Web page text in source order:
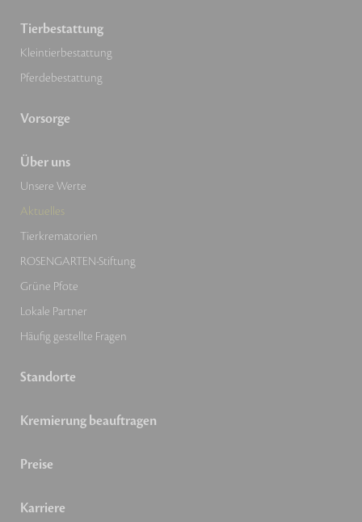
Tierbestattung
Kleintierbestattung
Pferdebestattung
Vorsorge
Über uns
Unsere Werte
Aktuelles
Tierkrematorien
ROSENGARTEN-Stiftung
Grüne Pfote
Lokale Partner
Häufig gestellte Fragen
Standorte
Kremierung beauftragen
Preise
Karriere